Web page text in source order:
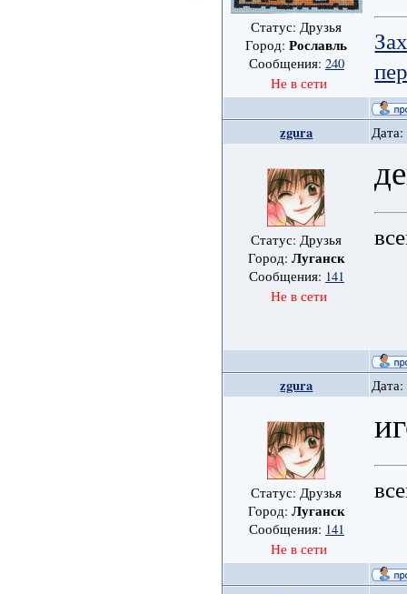
Статус: Друзья
Город:Рославль
Сообщения: 240
Не в сети
zgura
Статус: Друзья
Город: Луганск
Сообщения: 141
Не в сети
zgura
Статус: Друзья
Город: Луганск
Сообщения: 141
Не в сети